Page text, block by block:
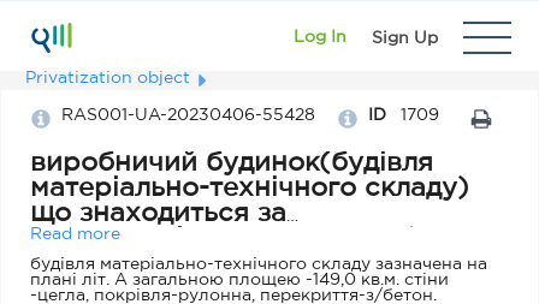
Log In Sign Up
Privatization object
RAS001-UA-20230406-55428 ID 1709
виробничий будинок(будівля
матеріально-технічного складу)
що знаходиться за
адресою:Кіровоградська область,
Новоукраїнський район, смт
Смоліне, вул. Геологів, 80-в
Read more
будівля матеріально-технічного складу зазначена на
плані літ. А загальною площею -149,0 кв.м. стіни
-цегла, покрівля-рулонна, перекриття-з/бетон.